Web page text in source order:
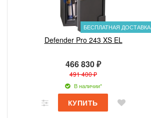
БЕСПЛАТНАЯ ДОСТАВКА
Defender Pro 243 XS EL
466 830 ₽
491 400 ₽
В наличии*